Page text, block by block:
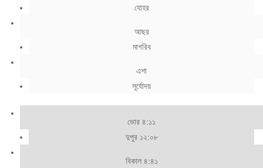
যোহর
আছর
মাগরিব
এশা
সূর্যোদয়
ভোর ৪:১১
দুপুর ১২:০৮
বিকাল ৪:৪১